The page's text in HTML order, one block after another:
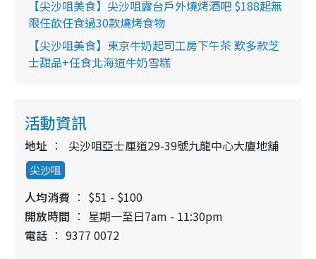
【尖沙咀美食】尖沙咀露台戶外燒烤酒吧 $188起無
限任飲任食過30款燒烤食物
【尖沙咀美食】東京牛奶起司工房下午茶 歎多款芝
士甜品+任食北海道牛奶雪糕
活動資訊
地址 尖沙咀亞士厘道29-39號九龍中心大廈地舖
尖沙咀
人均消費
$51 - $100
開放時間
星期一至日7am - 11:30pm
電話
9377 0072